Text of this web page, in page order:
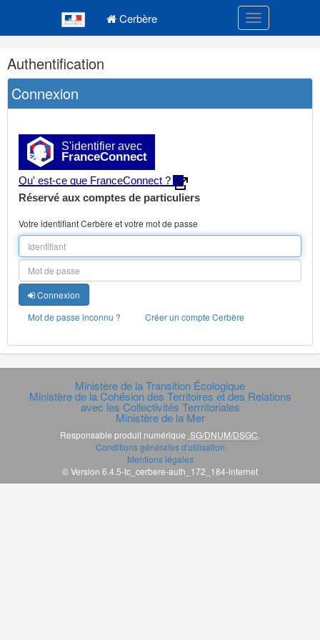
Cerbère Toggle
Navigation
et
outils
annexes
Authentification
Connexion
S'identifier avec
FranceConnect
Qu' est-ce que FranceConnect ?
Réservé aux comptes de particuliers
Votre identifiant Cerbère et votre mot de passe
Connexion
Mot de passe inconnu ?
Créer un compte Cerbère
Ministère de la Transition Écologique
Ministère de la Cohésion des Territoires et des Relations
avec les Collectivités Terrritoriales
Ministère de la Mer
Responsable produit numérique SG/DNUM/DSGC.
Conditions générales d'utilisation
Mentions légales
© Version 6.4.5-tc_cerbere-auth_172_184-internet